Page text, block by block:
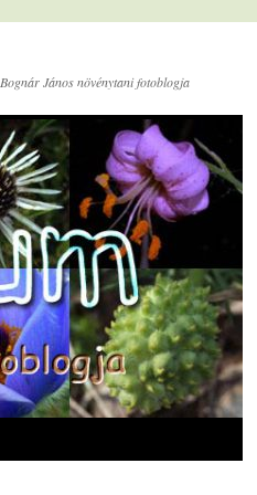
Bognár János növénytani fotoblogja